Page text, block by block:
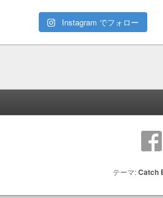
Instagram でフォロー
テーマ:Catch